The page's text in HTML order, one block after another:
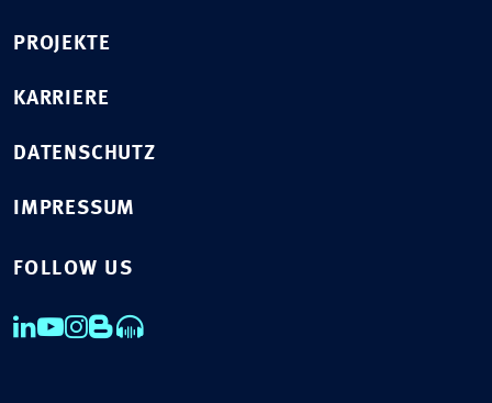
PROJEKTE
KARRIERE
DATENSCHUTZ
IMPRESSUM
FOLLOW US